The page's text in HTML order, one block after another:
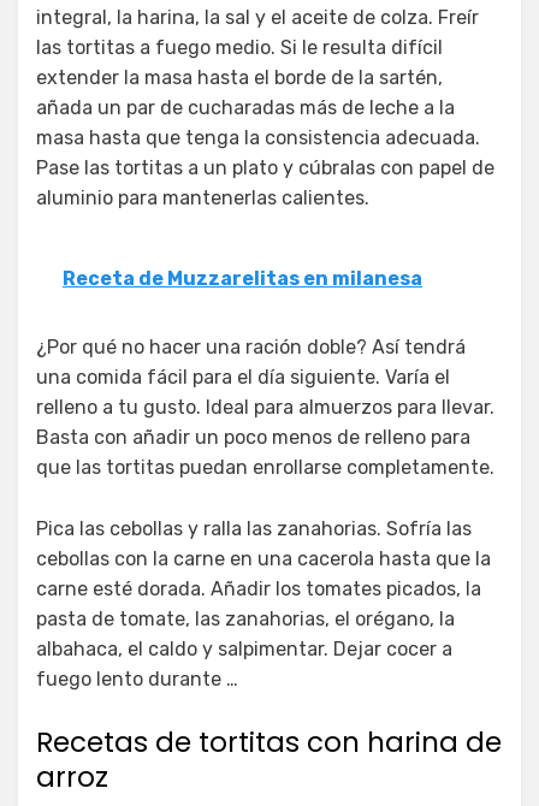
integral, la harina, la sal y el aceite de colza. Freír
las tortitas a fuego medio. Si le resulta difícil
extender la masa hasta el borde de la sartén,
añada un par de cucharadas más de leche a la
masa hasta que tenga la consistencia adecuada.
Pase las tortitas a un plato y cúbralas con papel de
aluminio para mantenerlas calientes.
Receta de Muzzarelitas en milanesa
¿Por qué no hacer una ración doble? Así tendrá
una comida fácil para el día siguiente. Varía el
relleno a tu gusto. Ideal para almuerzos para llevar.
Basta con añadir un poco menos de relleno para
que las tortitas puedan enrollarse completamente.
Pica las cebollas y ralla las zanahorias. Sofría las
cebollas con la carne en una cacerola hasta que la
carne esté dorada. Añadir los tomates picados, la
pasta de tomate, las zanahorias, el orégano, la
albahaca, el caldo y salpimentar. Dejar cocer a
fuego lento durante …
Recetas de tortitas con harina de
arroz